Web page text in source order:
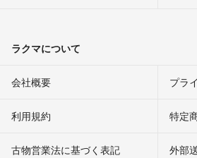
ラクマについて
会社概要 プラ
利用規約 特定
古物営業法に基づく表記 外部